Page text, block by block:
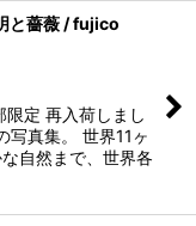
と薔薇 / fujico
定 再入荷しまし
写真集。 世界11ヶ
自然まで、世界各